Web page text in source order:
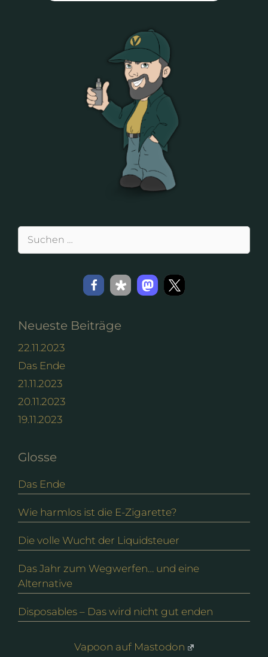
Suchen
Neueste Beiträge
22.11.2023
Das Ende
21.11.2023
20.11.2023
19.11.2023
Glosse
Das Ende
Wie harmlos ist die E-Zigarette?
Die volle Wucht der Liquidsteuer
Das Jahr zum Wegwerfen… und eine
Alternative
Disposables – Das wird nicht gut enden
Vapoon auf Mastodon